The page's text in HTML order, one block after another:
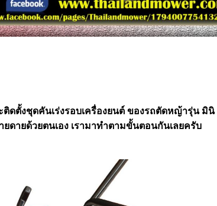
ดตั้งชุดคันเร่งรอบเครื่องยนต์ ของรถตัดหญ้ารุ่น มินิ
ยดายด้วยตนเอง เรามาทำตามขั้นตอนกันเลยครับ